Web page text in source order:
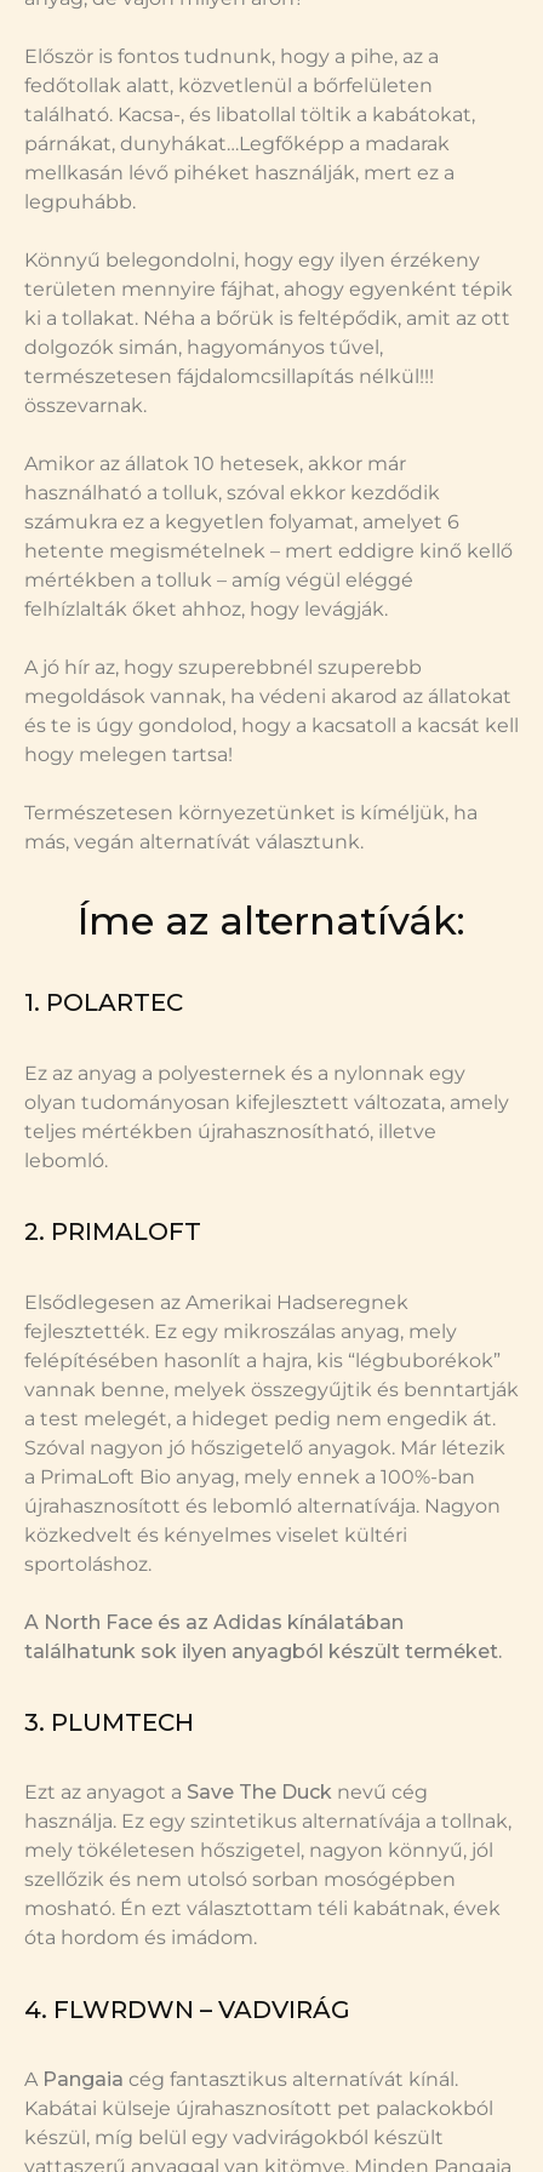
Először is fontos tudnunk, hogy a pihe, az a
fedőtollak alatt, közvetlenül a bőrfelületen
található. Kacsa-, és libatollal töltik a kabátokat,
párnákat, dunyhákat…Legfőképp a madarak
mellkasán lévő pihéket használják, mert ez a
legpuhább.
Könnyű belegondolni, hogy egy ilyen érzékeny
területen mennyire fájhat, ahogy egyenként tépik
ki a tollakat. Néha a bőrük is feltépődik, amit az ott
dolgozók simán, hagyományos tűvel,
természetesen fájdalomcsillapítás nélkül!!!
összevarnak.
Amikor az állatok 10 hetesek, akkor már
használható a tolluk, szóval ekkor kezdődik
számukra ez a kegyetlen folyamat, amelyet 6
hetente megismételnek – mert eddigre kinő kellő
mértékben a tolluk – amíg végül eléggé
felhízlalták őket ahhoz, hogy levágják.
A jó hír az, hogy szuperebbnél szuperebb
megoldások vannak, ha védeni akarod az állatokat
és te is úgy gondolod, hogy a kacsatoll a kacsát kell
hogy melegen tartsa!
Természetesen környezetünket is kíméljük, ha
más, vegán alternatívát választunk.
Íme az alternatívák:
1. POLARTEC
Ez az anyag a polyesternek és a nylonnak egy
olyan tudományosan kifejlesztett változata, amely
teljes mértékben újrahasznosítható, illetve
lebomló.
2. PRIMALOFT
Elsődlegesen az Amerikai Hadseregnek
fejlesztették. Ez egy mikroszálas anyag, mely
felépítésében hasonlít a hajra, kis “légbuborékok”
vannak benne, melyek összegyűjtik és benntartják
a test melegét, a hideget pedig nem engedik át.
Szóval nagyon jó hőszigetelő anyagok. Már létezik
a PrimaLoft Bio anyag, mely ennek a 100%-ban
újrahasznosított és lebomló alternatívája. Nagyon
közkedvelt és kényelmes viselet kültéri
sportoláshoz.
A North Face és az Adidas kínálatában
találhatunk sok ilyen anyagból készült terméket.
3. PLUMTECH
Ezt az anyagot a Save The Duck nevű cég
használja. Ez egy szintetikus alternatívája a tollnak,
mely tökéletesen hőszigetel, nagyon könnyű, jól
szellőzik és nem utolsó sorban mosógépben
mosható. Én ezt választottam téli kabátnak, évek
óta hordom és imádom.
4. FLWRDWN – VADVIRÁG
A Pangaia cég fantasztikus alternatívát kínál.
Kabátai külseje újrahasznosított pet palackokból
készül, míg belül egy vadvirágokból készült
vattaszerű anyaggal van kitömve. Minden Pangaia